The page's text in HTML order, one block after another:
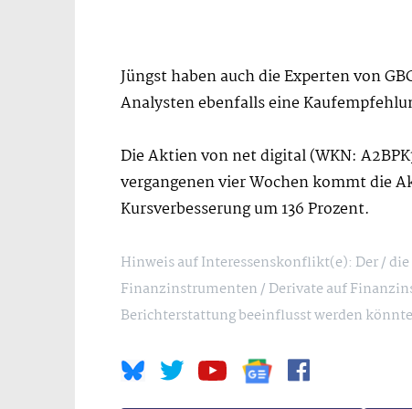
Jüngst haben auch die Experten von
Analysten ebenfalls eine
Die Aktien von net digital (WKN:
vergangenen vier Wochen kommt die
Kursverbesserung um 136 Prozent.
Hinweis auf Interessenskonflikt(e): Der /
Finanzinstrumenten / Derivate auf
Berichterstattung beeinflusst werden